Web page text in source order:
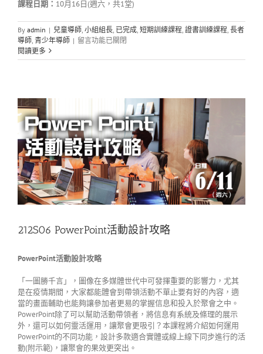
課程日期： 10月16日(週六，共1堂)
By admin | 兒童導師 小組組長 已完成 短期訓練課程 證書訓練課程 長者
導師 青少年導師 | 在
增
留言功能已關閉
閱讀更多
212S06 PowerPoint活動設計攻略
PowerPoint活動設計攻略
「一圖勝千言」，圖像在多媒體世代中可發揮重要的影響力，尤其
是在疫情期間，大家都能體會到帶領活動不單止要有好的內容，適
當的畫面輔助也能夠讓參加者更易的掌握信息和投入於聚會之中。
PowerPoint除了可以幫助活動帶領者，將信息有系統及條理的展示
外，還可以如何靈活運用，讓聚會更吸引？本課程將介紹如何運用
PowerPoint的不同功能，設計多款適合實體或線上線下同步進行的活
動(附示範)，讓聚會的果效更突出。